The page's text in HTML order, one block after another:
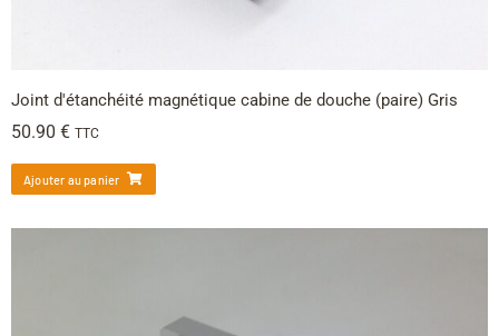
Joint d'étanchéité magnétique cabine de douche (paire) Gris
50.90 € TTC
Ajouter au panier